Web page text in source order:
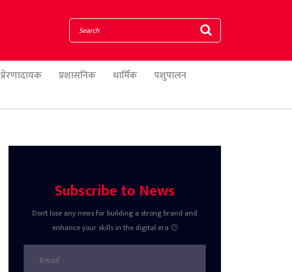
प्रेरणादायक प्रशासनिक धार्मिक
पशुपालन
Subscribe to News
Don't lose any news for building a strong brand and
enhance your skills in the digital era 🙂